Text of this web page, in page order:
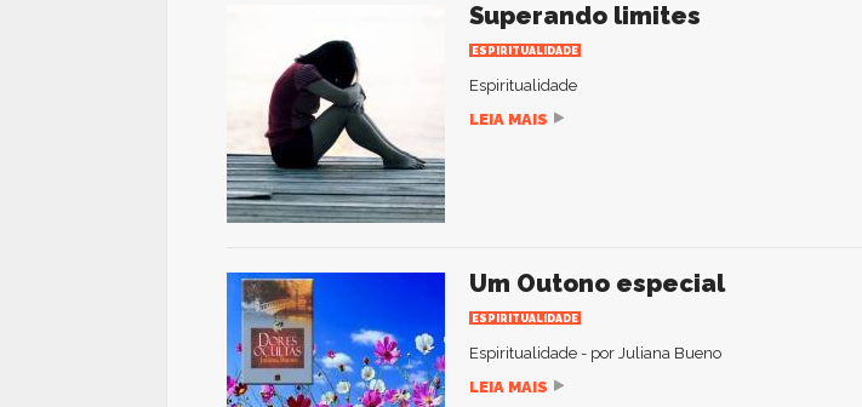
Superando limites
ESPIRITUALIDADE
Espiritualidade
LEIA MAIS
Um Outono especial
ESPIRITUALIDADE
Espiritualidade - por Juliana Bueno
LEIA MAIS